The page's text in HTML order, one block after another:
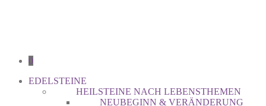
0
EDELSTEINE
HEILSTEINE NACH LEBENSTHEMEN
NEUBEGINN & VERÄNDERUNG